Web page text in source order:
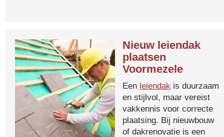
Nieuw leiendak
plaatsen
Voormezele
Een leiendak is duurzaam
en stijlvol, maar vereist
vakkennis voor correcte
plaatsing. Bij nieuwbouw
of dakrenovatie is een